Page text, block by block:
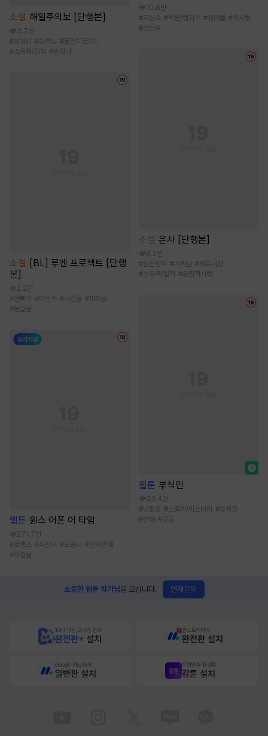
소설 해일주의보 [단행본]
3.7천
#상처녀 #능력남 #로맨틱코미디
#소유욕/집착 #순정녀
소설 [BL] 루멘 프로젝트 [단행
본]
2.2만
#얼빠수 #미인수 #사건물 #피폐물
#능글공
웹툰 원스 어폰 어 타임
271.7만
#로맨스 #직진녀 #모솔녀 #인외존재
#까칠남
10.8만
#무심수 #학원/캠퍼스 #현대물 #첫사랑
#연상수
소설 은사 [단행본]
8.2천
#권선징악 #계략남 #외유내강
#소유욕/집착 #운명적사랑
웹툰 부식인
93.4만
#냉혈공 #스릴러/미스터리 #능욕공
#변태 #광공
소중한 웹툰 작가님을 모십니다. 연재문의
10배 적립, 2시간 먼저
완전판+ 설치
원스토어에서
완전판 설치
Google Play에서
일반판 설치
무협만화 플랫폼
강툰 설치